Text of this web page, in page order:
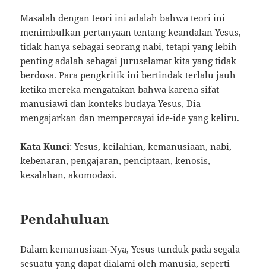
Masalah dengan teori ini adalah bahwa teori ini
menimbulkan pertanyaan tentang keandalan Yesus,
tidak hanya sebagai seorang nabi, tetapi yang lebih
penting adalah sebagai Juruselamat kita yang tidak
berdosa. Para pengkritik ini bertindak terlalu jauh
ketika mereka mengatakan bahwa karena sifat
manusiawi dan konteks budaya Yesus, Dia
mengajarkan dan mempercayai ide-ide yang keliru.
Kata Kunci: Yesus, keilahian, kemanusiaan, nabi,
kebenaran, pengajaran, penciptaan, kenosis,
kesalahan, akomodasi.
Pendahuluan
Dalam kemanusiaan-Nya, Yesus tunduk pada segala
sesuatu yang dapat dialami oleh manusia, seperti